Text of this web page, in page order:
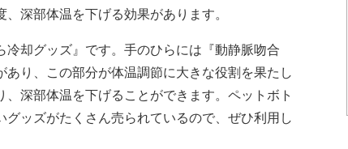
深部体温を下げる効果があります。
却グッズ』です。手のひらには『動静脈吻合
あり、この部分が体温調節に大きな役割を果たし
深部体温を下げることができます。ペットボト
ッズがたくさん売られているので、ぜひ利用し